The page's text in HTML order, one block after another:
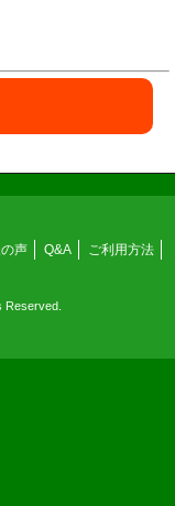
声 Q&A
ご利用方法
Reserved.